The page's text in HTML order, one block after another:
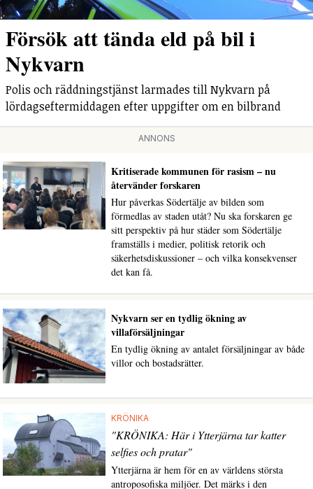
Försök att tända eld på bil i
Nykvarn
Polis och räddningstjänst larmades till Nykvarn på
lördagseftermiddagen efter uppgifter om en bilbrand
ANNONS
Kritiserade kommunen för rasism – nu
återvänder forskaren
Hur påverkas Södertälje av bilden som
förmedlas av staden utåt? Nu ska forskaren ge
sitt perspektiv på hur städer som Södertälje
framställs i medier, politisk retorik och
säkerhetsdiskussioner – och vilka konsekvenser
det kan få.
Nykvarn ser en tydlig ökning av
villaförsäljningar
En tydlig ökning av antalet försäljningar av både
villor och bostadsrätter.
KRÖNIKA
"KRÖNIKA: Här i Ytterjärna tar katter
selfies och pratar"
Ytterjärna är hem för en av världens största
antroposofiska miljöer. Det märks i den